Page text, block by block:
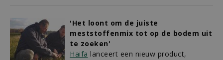
'Het loont om de juiste
meststoffenmix tot op de bodem uit
te zoeken'
Haifa lanceert een nieuw product,